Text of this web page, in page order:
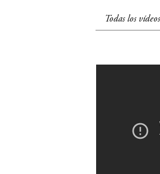
Todas los vídeos